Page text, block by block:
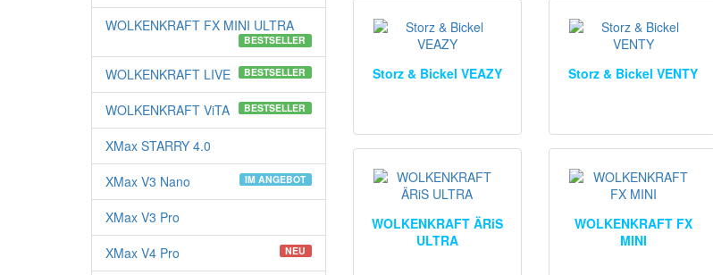
Storz & Bickel VEAZY Storz & Bickel VENTY
WOLKENKRAFT ÄRiS
ULTRA
WOLKENKRAFT FX
MINI
WOLKENKRAFT FX MINI ULTRA
BESTSELLER
WOLKENKRAFT LIVE BESTSELLER
WOLKENKRAFT ViTA BESTSELLER
XMax STARRY 4.0
XMax V3 Nano
IM ANGEBOT
XMax V3 Pro
XMax V4 Pro
NEU